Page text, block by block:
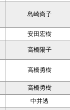
島崎尚子
安田宏樹
高橋陽子
高橋勇樹
高橋勇樹
中井透